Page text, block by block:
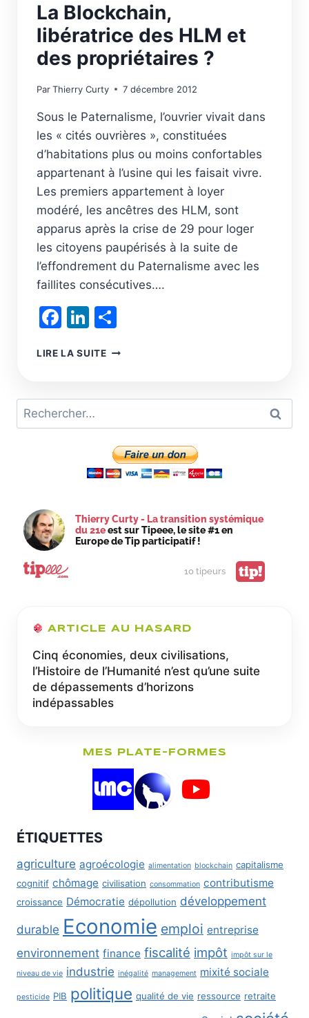
La Blockchain,
libératrice des HLM et
des propriétaires ?
ParThierry Curty 7 décembre 2012
Sous le Paternalisme, l’ouvrier vivait dans
les « cités ouvrières », constituées
d’habitations plus ou moins confortables
appartenant à l’usine qui les faisait vivre.
Les premiers appartement à loyer
modéré, les ancêtres des HLM, sont
apparus après la crise de 29 pour loger
les citoyens paupérisés à la suite de
l’effondrement du Paternalisme avec les
faillites consécutives….
Facebook
LinkedIn
LIRE LA SUITELA
PROPRIÉTAIRES
?
Rechercher :
Thierry Curty - La transition systémique
du 21eest sur Tipeee, le site #1 en
Europe de Tip participatif !
10 tipeurs tip!
ARTICLE AU HASARD
Cinq économies, deux civilisations,
l’Histoire de l’Humanité n’est qu’une suite
de dépassements d’horizons
indépassables
MES PLATE-FORMES
ÉTIQUETTES
agriculture agroécologie alimentation blockchain capitalisme
cognitif chômage civilisation consommation contributisme
croissance Démocratie dépollution développement
durable Economie emploi entreprise
environnement finance fiscalité impôt impôt sur le
niveau de vie industrie inégalité management mixité sociale
pesticide PIB politique qualité de vie ressource retraite